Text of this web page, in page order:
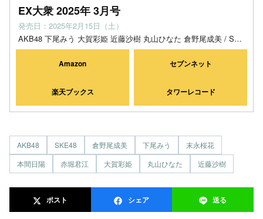
EX大衆 2025年 3月号
発売日：2025年2月15日（土）
AKB48 下尾みう 大賀彩姫 近藤沙樹 丸山ひなた 倉野尾成美 / SKE48 末永桜花 赤堀君江 / 本間日陽
Amazon セブンネット
楽天ブックス タワーレコード
AKB48 SKE48 倉野尾成美 下尾みう
末永桜花
本間日陽
赤堀君江 大賀彩姫 丸山ひなた 近藤沙樹
ポスト シェア 送る